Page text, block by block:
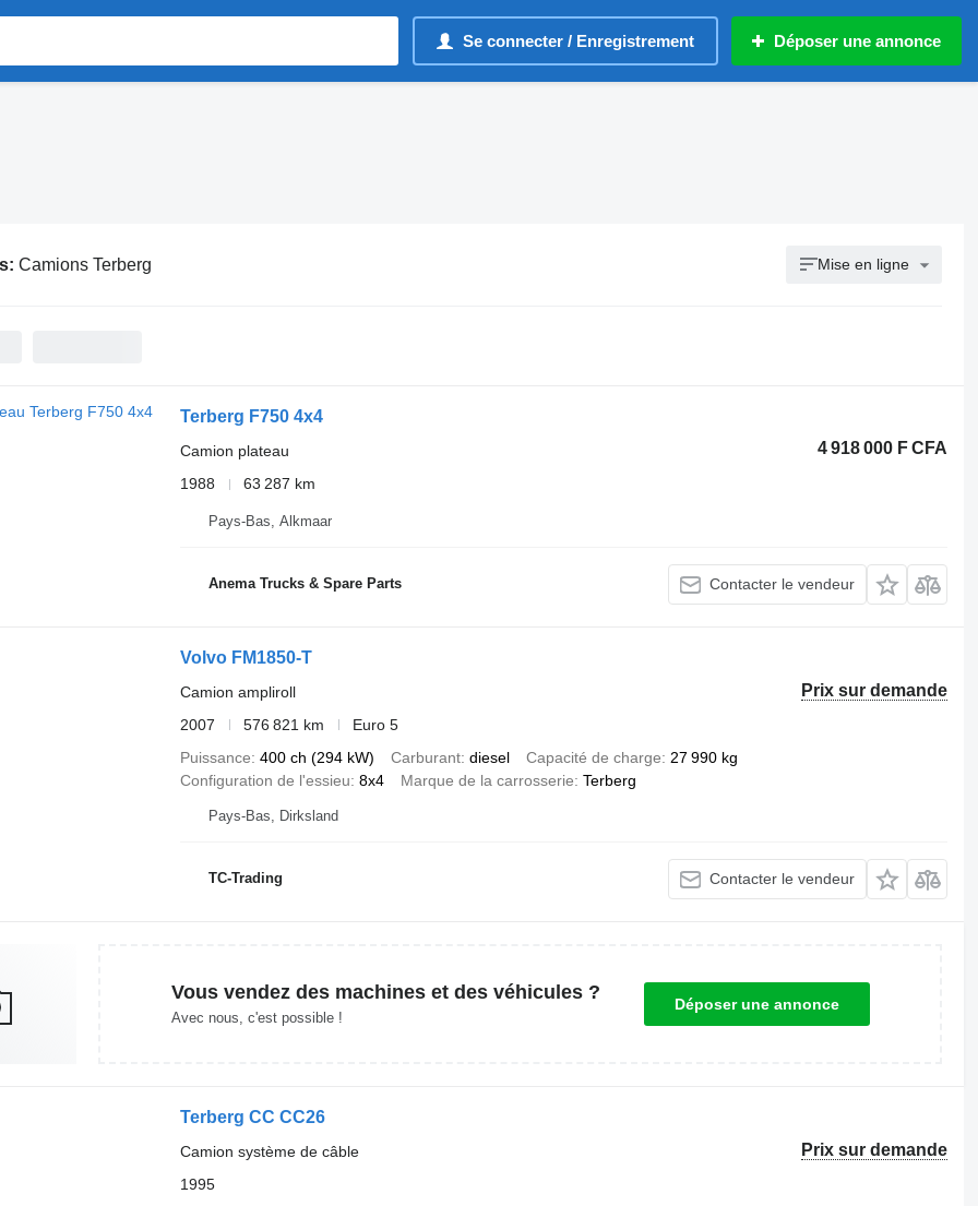
Se connecter / Enregistrement Déposer une annonce
Camions Terberg Mise en ligne
Terberg F750 4x4
4 918 000 F CFA
Camion plateau
1988
63 287 km
Pays-Bas, Alkmaar
Anema Trucks & Spare Parts Contacter le vendeur
Volvo FM1850-T
Prix sur demande
Camion ampliroll
2007
576 821 km
Euro 5
Puissance 400 ch (294 kW) Carburant diesel Capacité de charge
27 990 kg
Configuration de l'essieu 8x4 Marque de la carrosserie Terberg
Pays-Bas, Dirksland
TC-Trading Contacter le vendeur
Vous vendez des machines et des véhicules ?
Avec nous, c'est possible !
Déposer une annonce
Terberg CC CC26
Prix sur demande
Camion système de câble
1995